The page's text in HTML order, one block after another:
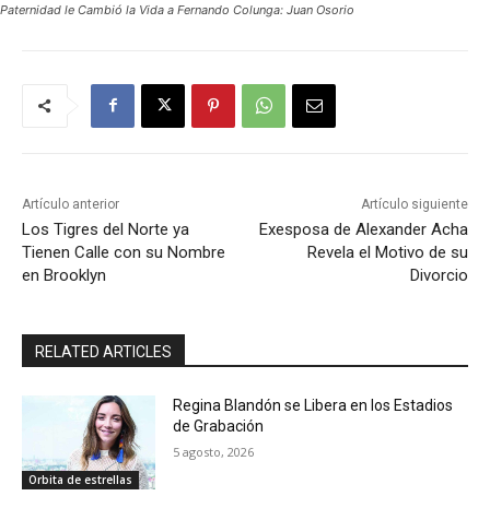
Paternidad le Cambió la Vida a Fernando Colunga: Juan Osorio
Artículo anterior
Los Tigres del Norte ya
Tienen Calle con su Nombre
en Brooklyn
Artículo siguiente
Exesposa de Alexander Acha
Revela el Motivo de su
Divorcio
RELATED ARTICLES
Orbita de estrellas
Regina Blandón se Libera en los Estadios
de Grabación
5 agosto, 2026